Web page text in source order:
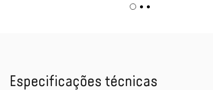
Especificações técnicas